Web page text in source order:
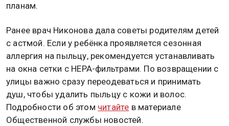
планам.
Ранее врач Никонова дала советы родителям детей
с астмой. Если у ребёнка проявляется сезонная
аллергия на пыльцу, рекомендуется устанавливать
на окна сетки с HEPA-фильтрами. По возвращении с
улицы важно сразу переодеваться и принимать
душ, чтобы удалить пыльцу с кожи и волос.
Подробности об этом читайте в материале
Общественной службы новостей.